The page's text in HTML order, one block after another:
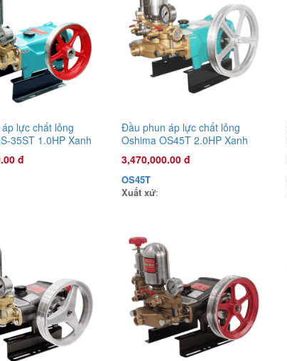
lực chất lỏng
35ST 1.0HP Xanh
bằng sức kéo
đ
Đầu phun áp lực chất lỏng
Oshima OS45T 2.0HP Xanh
đậm (hoạt động bằng sức kéo
động cơ)
3,470,000.00 đ
OS45T
Xuất xứ: